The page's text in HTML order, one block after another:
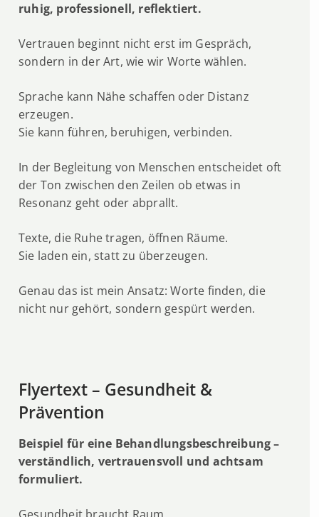
Flyertext – Gesundheit &
Prävention
Beispiel für eine Behandlungsbeschreibung –
verständlich, vertrauensvoll und achtsam
formuliert.
ruhig, professionell, reflektiert.
Vertrauen beginnt nicht erst im Gespräch,
sondern in der Art, wie wir Worte wählen.
Sprache kann Nähe schaffen oder Distanz
erzeugen.
Sie kann führen, beruhigen, verbinden.
In der Begleitung von Menschen entscheidet oft
der Ton zwischen den Zeilen ob etwas in
Resonanz geht oder abprallt.
Texte, die Ruhe tragen, öffnen Räume.
Sie laden ein, statt zu überzeugen.
Genau das ist mein Ansatz: Worte finden, die
nicht nur gehört, sondern gespürt werden.